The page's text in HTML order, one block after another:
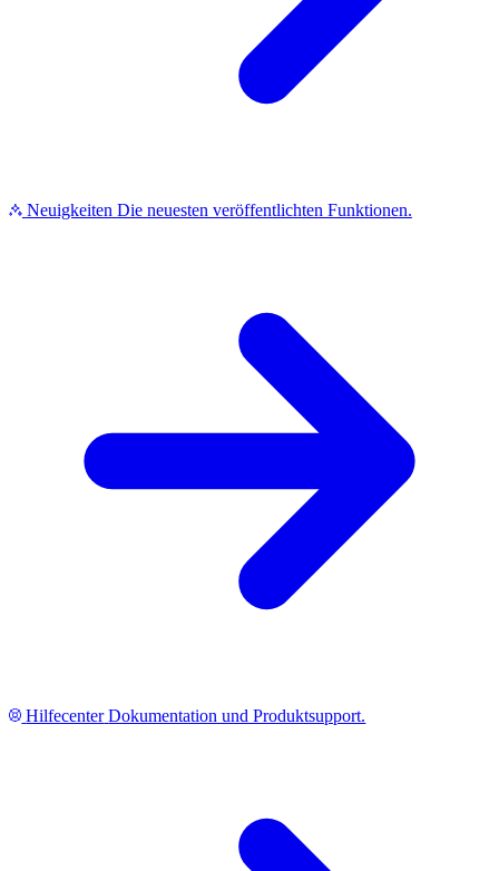
Neuigkeiten Die neuesten veröffentlichten Funktionen.
Hilfecenter Dokumentation und Produktsupport.